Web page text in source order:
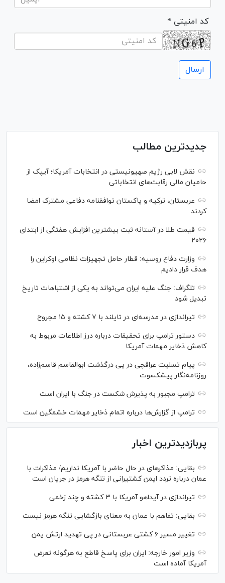
* کد امنیتی
جدیدترین مطالب
نقش لابی رژیم صهیونیستی در انتخابات آمریکا؛ آیپک از
حامیان مالی رقابت‌های انتخاباتی
عربستان، ترکیه و پاکستان توافقنامه دفاعی مشترک امضا
کردند
قیمت طلا در آستانه ثبت بیشترین افزایش هفتگی از ابتدای
۲۰۲۶
وزارت دفاع روسیه: قطار حامل تجهیزات نظامی اوکراین را
هدف قرار دادیم
تلگراف: جنگ علیه ایران می‌تواند به یکی از اشتباهات تاریخ
تبدیل شود
تیراندازی در مدرسه‌ای در تایلند با ۷ کشته و ۱۵ مجروح
دستور ترامپ برای تحقیقات درباره درز اطلاعات مربوط به
کاهش ذخایر مهمات آمریکا
پیام تسلیت عراقچی در پی درگذشت ابوالقاسم قاسم‌زاده،
روزنامه‌نگار پیشکسوت
ترامپ مجبور به پذیرش شکست در جنگ با ایران است
ترامپ از گزارش‌ها درباره اتمام ذخایر مهمات خشمگین است
پربازدیدترین اخبار
بقایی: مذاکره‎ای در حال حاضر با آمریکا نداریم/ مذاکرات با
عمان درباره تردد ایمن کشتیرانی از تنگه هرمز در جریان است
تیراندازی در آیداهو آمریکا با ۳ کشته و چند زخمی
بقایی: تفاهم با عمان به معنای بازگشایی تنگه هرمز نیست
تغییر مسیر ۶ کشتی عربستانی در پی تهدید ارتش یمن
وزیر امور خارجه: ایران برای پاسخ قاطع به هرگونه تعرض
آمریکا آماده است